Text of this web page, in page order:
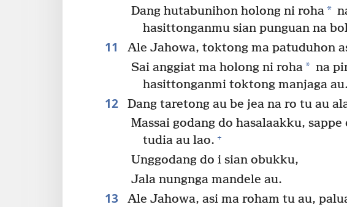
Dang hutabunihon holong ni roha*
hasittonganmu sian punguan na
11
Ale Jahowa, toktong ma patuduhon
Sai anggiat ma holong ni roha* na
hasittonganmi toktong manjaga au.
12 Dang taretong au be jea na ro tu au
Massai godang do hasalaakku,
tudia au lao. +
Unggodang do i sian obukku,
Jala nungnga mandele au.
13 Ale Jahowa, asi ma roham tu au,